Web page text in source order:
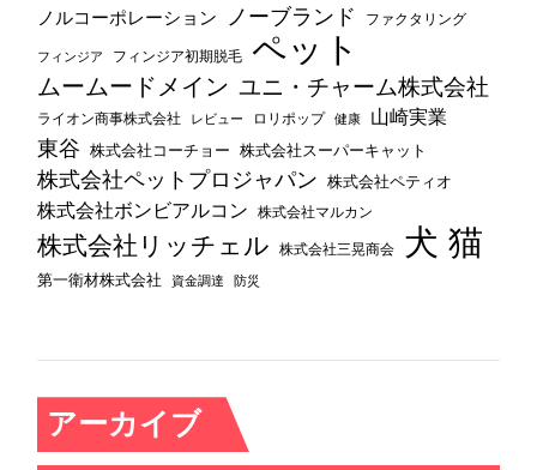
ノルコーポレーション ノーブランド ファクタリング
フィンジア フィンジア初期脱毛 ペット
ムームードメイン ユニ・チャーム株式会社
ライオン商事株式会社 レビュー ロリポップ 健康 山崎実業
東谷 株式会社コーチョー 株式会社スーパーキャット
株式会社ペットプロジャパン 株式会社ペティオ
株式会社ボンビアルコン 株式会社マルカン
株式会社リッチェル 株式会社三晃商会 犬 猫
第一衛材株式会社 資金調達 防災
アーカイブ